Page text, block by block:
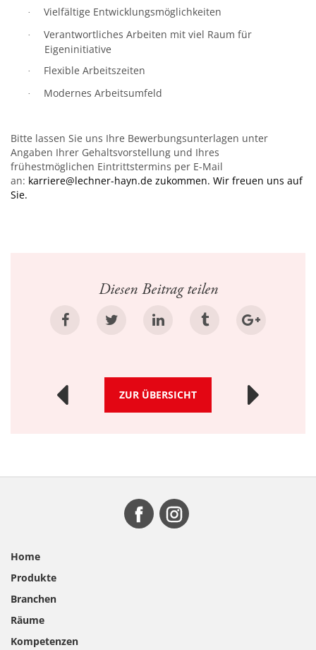
· Vielfältige Entwicklungsmöglichkeiten
·
Verantwortliches Arbeiten mit viel Raum für
Eigeninitiative
· Flexible Arbeitszeiten
· Modernes Arbeitsumfeld
Bitte lassen Sie uns Ihre Bewerbungsunterlagen unter
Angaben Ihrer Gehaltsvorstellung und Ihres
frühestmöglichen Eintrittstermins per E-Mail
an: karriere@lechner-hayn.de zukommen. Wir freuen uns auf
Sie.
Diesen Beitrag teilen
ZUR ÜBERSICHT
Home
Produkte
Branchen
Räume
Kompetenzen